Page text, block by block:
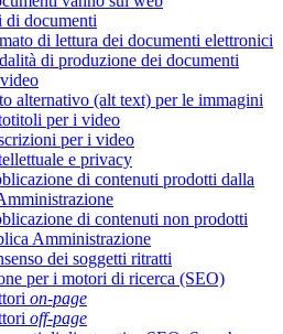
di documenti
di lettura dei documenti elettronici
di produzione dei documenti
alternativo (alt text) per le immagini
per i video
per i video
e privacy
di contenuti prodotti dalla
di contenuti non prodotti
Amministrazione
dei soggetti ritratti
per i motori di ricerca (SEO)
on-page
off-page